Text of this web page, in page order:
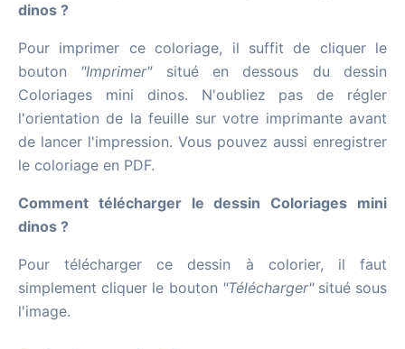
dinos ?
Pour imprimer ce coloriage, il suffit de cliquer le
bouton "Imprimer"situé en dessous du dessin
Coloriages mini dinos. N'oubliez pas de régler
l'orientation de la feuille sur votre imprimante avant
de lancer l'impression. Vous pouvez aussi enregistrer
le coloriage en PDF.
Comment télécharger le dessin Coloriages mini
dinos ?
Pour télécharger ce dessin à colorier, il faut
simplement cliquer le bouton "Télécharger"situé sous
l'image.